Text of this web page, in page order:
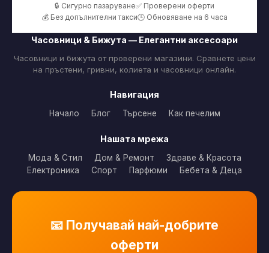
🔒 Сигурно пазаруване✅ Проверени оферти
💰 Без допълнителни такси🕒 Обновяване на 6 часа
Часовници & Бижута — Елегантни аксесоари
Часовници и бижута от проверени магазини. Сравнете цени
на пръстени, гривни, колиета и часовници онлайн.
Навигация
Начало Блог Търсене Как печелим
Нашата мрежа
Мода & Стил Дом & Ремонт
Здраве & Красота
Електроника
Спорт Парфюми Бебета & Деца
📧 Получавай най-добрите
оферти